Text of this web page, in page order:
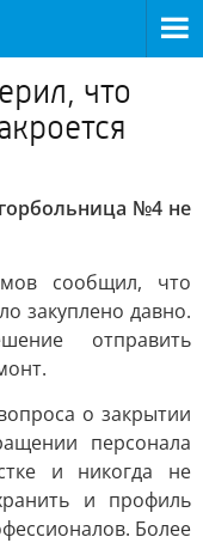
что
№4 не
сообщил, что
закуплено давно.
отправить
о закрытии
персонала
и никогда не
и профиль
Более